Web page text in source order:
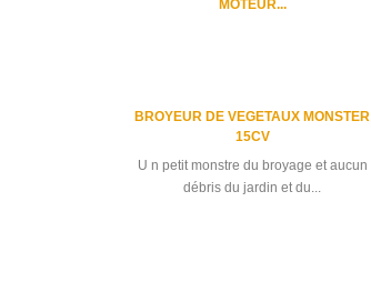
MOTEUR...
BROYEUR DE VEGETAUX MONSTER
15CV
U n petit monstre du broyage et aucun
débris du jardin et du...